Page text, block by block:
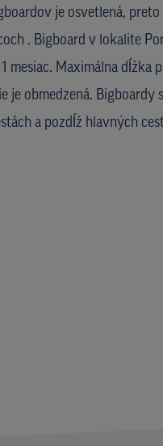
je osvetlená,
. Bigboard v lokalite
mesiac. Maximálna dĺžka
je obmedzená. Bigboardy
a pozdĺž hlavných